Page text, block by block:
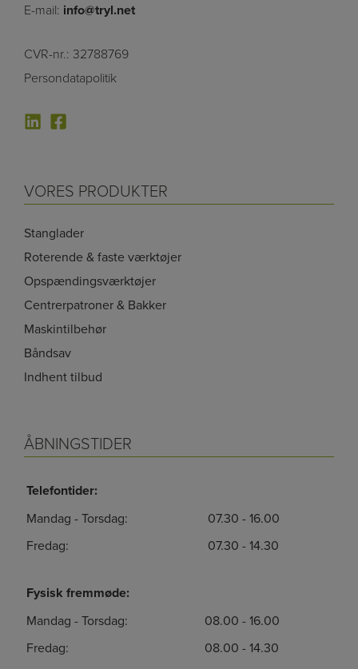
E-mail: info@tryl.net
CVR-nr.: 32788769
Persondatapolitik
VORES PRODUKTER
Stanglader
Roterende & faste værktøjer
Opspændingsværktøjer
Centrerpatroner & Bakker
Maskintilbehør
Båndsav
Indhent tilbud
ÅBNINGSTIDER
Telefontider:
Mandag - Torsdag:
07.30 - 16.00
Fredag:
07.30 - 14.30
Fysisk fremmøde:
Mandag - Torsdag:
08.00 - 16.00
Fredag:
08.00 - 14.30